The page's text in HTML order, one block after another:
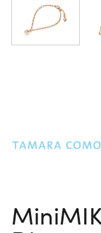
Rolex